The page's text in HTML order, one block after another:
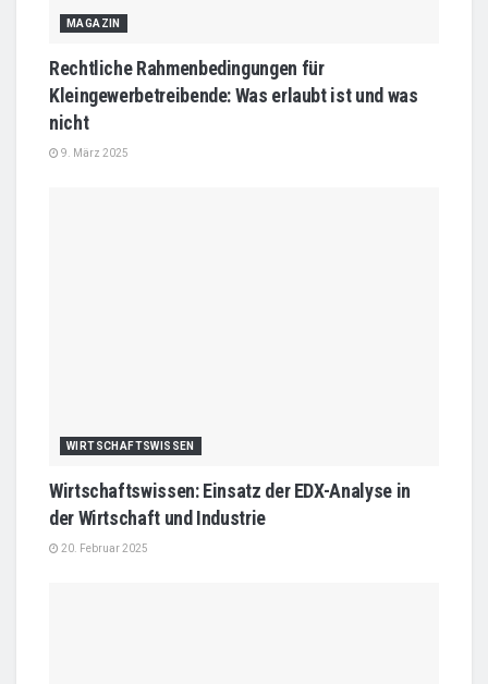
MAGAZIN
Rechtliche Rahmenbedingungen für
Kleingewerbetreibende: Was erlaubt ist und was
nicht
9. März 2025
WIRTSCHAFTSWISSEN
Wirtschaftswissen: Einsatz der EDX-Analyse in
der Wirtschaft und Industrie
20. Februar 2025